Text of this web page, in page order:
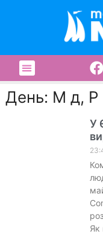
День: М д, Р
У
Як